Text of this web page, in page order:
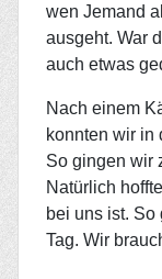
wen Jemand
ausgeht. War
auch etwas
Nach einem
konnten wir in
So gingen wir
Natürlich
bei uns ist.
Tag. Wir